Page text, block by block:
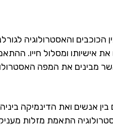
והאסטרולוגיה
אישיותו ומסלול חייו.
מבינים את המפה
אנשים ואת הדינמיקה
התאמת מזלות